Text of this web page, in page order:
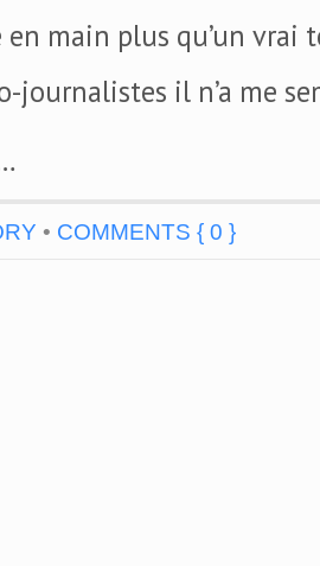
en main plus qu’un vrai
journalistes il n’a me
• COMMENTS { 0 }